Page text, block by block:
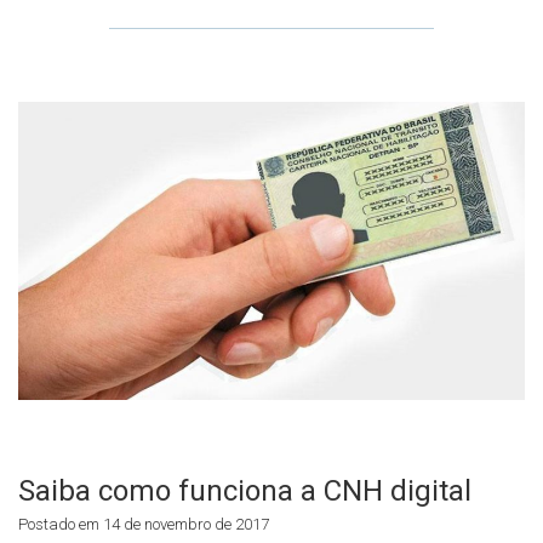
Saiba como funciona a CNH digital
Postado em 14 de novembro de 2017